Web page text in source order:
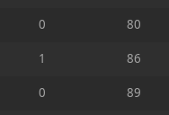
0
80
1
86
0
89